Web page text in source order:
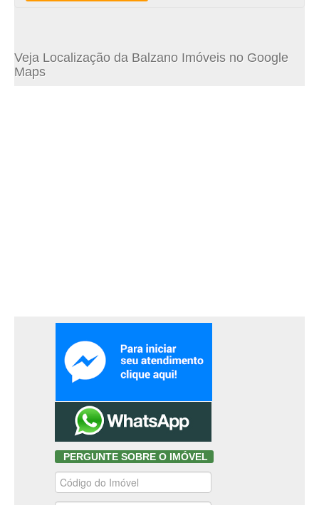
DO MOÇAMBIQUE, no leste da Ilha de Santa Catarina, entre os
bairros da Barra da Lagoa e Ingleses. Distante aproximadamente
Veja Localização da Balzano Imóveis no Google
Maps
PERGUNTE SOBRE O IMÓVEL